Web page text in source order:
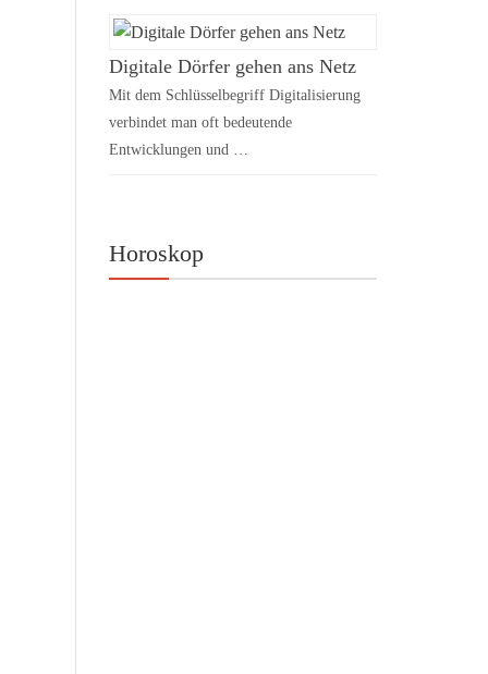
Digitale Dörfer gehen ans Netz
Mit dem Schlüsselbegriff Digitalisierung
verbindet man oft bedeutende
Entwicklungen und …
Horoskop